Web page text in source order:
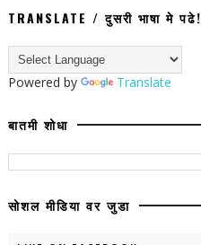
TRANSLATE / दुसरी भाषा मे पढे!
Powered by Translate
बातमी शोधा
सोशल मीडिया वर जुडा